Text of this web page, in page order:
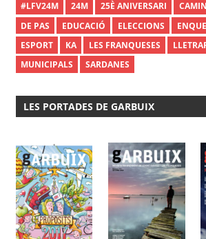
#LFV24M 24M 25È ANIVERSARI
DE PAS
EDUCACIÓ ELECCIONS
ESPORT
KA LES FRANQUESES
MUNICIPALS
SARDANES
LES PORTADES DE GARBUIX